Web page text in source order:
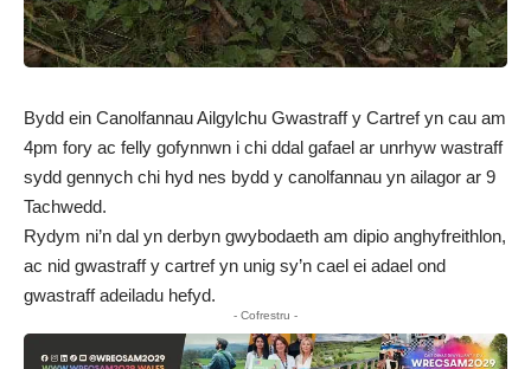
Bydd ein Canolfannau Ailgylchu Gwastraff y Cartref yn cau am
4pm fory ac felly gofynnwn i chi ddal gafael ar unrhyw wastraff
sydd gennych chi hyd nes bydd y canolfannau yn ailagor ar 9
Tachwedd.
Rydym ni’n dal yn derbyn gwybodaeth am dipio anghyfreithlon,
ac nid gwastraff y cartref yn unig sy’n cael ei adael ond
gwastraff adeiladu hefyd.
- Cofrestru -